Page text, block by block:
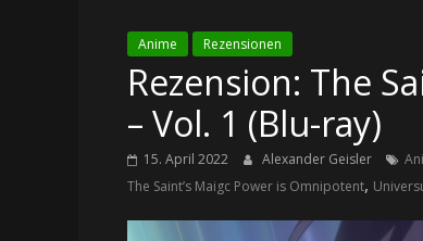
Anime Rezensionen
Rezension: The
– Vol. 1 (Blu-ray)
15. April 2022 Alexander Geisler
The Saint’s Maigc Power is Omnipotent,